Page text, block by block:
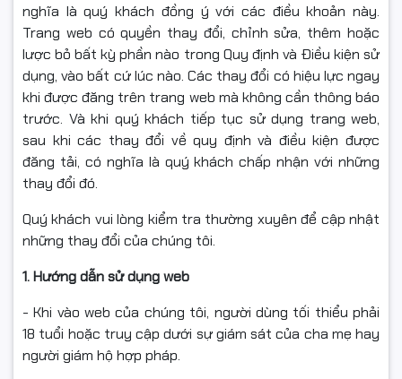
nghĩa là quý khách đồng ý với các điều khoản này.
Trang web có quyền thay đổi, chỉnh sửa, thêm hoặc
lược bỏ bất kỳ phần nào trong Quy định và Điều kiện sử
dụng, vào bất cứ lúc nào. Các thay đổi có hiệu lực ngay
khi được đăng trên trang web mà không cần thông báo
trước. Và khi quý khách tiếp tục sử dụng trang web,
sau khi các thay đổi về quy định và điều kiện được
đăng tải, có nghĩa là quý khách chấp nhận với những
thay đổi đó.
Quý khách vui lòng kiểm tra thường xuyên để cập nhật
những thay đổi của chúng tôi.
1. Hướng dẫn sử dụng web
- Khi vào web của chúng tôi, người dùng tối thiểu phải
18 tuổi hoặc truy cập dưới sự giám sát của cha mẹ hay
người giám hộ hợp pháp.